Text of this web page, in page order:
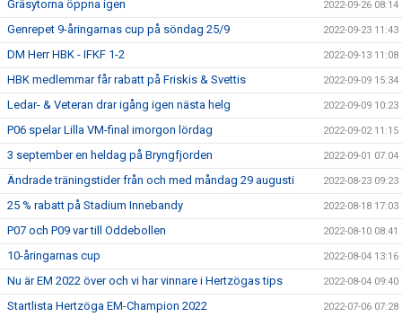
Gräsytorna öppna igen 2022-09-26 08:14
Genrepet 9-åringarnas cup på söndag 25/9 2022-09-23 11:43
DM Herr HBK - IFKF 1-2 2022-09-13 11:08
HBK medlemmar får rabatt på Friskis & Svettis 2022-09-09 15:34
Ledar- & Veteran drar igång igen nästa helg 2022-09-09 10:23
P06 spelar Lilla VM-final imorgon lördag 2022-09-02 11:15
3 september en heldag på Bryngfjorden 2022-09-01 07:04
Ändrade träningstider från och med måndag 29 augusti 2022-08-23 09:23
25 % rabatt på Stadium Innebandy 2022-08-18 17:03
P07 och P09 var till Oddebollen 2022-08-10 08:41
10-åringarnas cup 2022-08-04 13:16
Nu är EM 2022 över och vi har vinnare i Hertzögas tips 2022-08-04 09:40
Startlista Hertzöga EM-Champion 2022 2022-07-06 07:28